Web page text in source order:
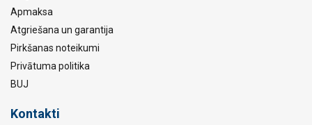
Apmaksa
Atgriešana un garantija
Pirkšanas noteikumi
Privātuma politika
BUJ
Kontakti